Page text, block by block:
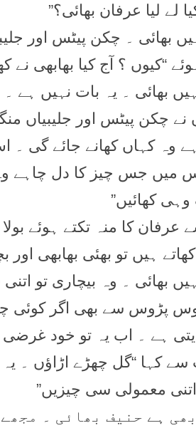
لے لیا عرفان بھائی؟”
بھائی ۔ چکن پیٹس اور
“کیوں ؟ آج کیا بھابھی نے
بھائی ۔ یہ بات نہیں
نے چکن پیٹس اور جلیبیاں
وہ کہاں کھانے جائے گی ۔
میں جس چیز کا دل چاہے
کھائیں”
کا منہ تکتے ہوئے
ہیں تو بھئی بھابھی
بھائی ۔ وہ بیچاری تو
پڑوس سے بھی اگر کوئی
ہے ۔ اب یہ تو خود
کہا “گل چھڑے اڑاؤں ۔ یہ
معمولی سی چیزیں”
ہے حنیف بھائی ۔